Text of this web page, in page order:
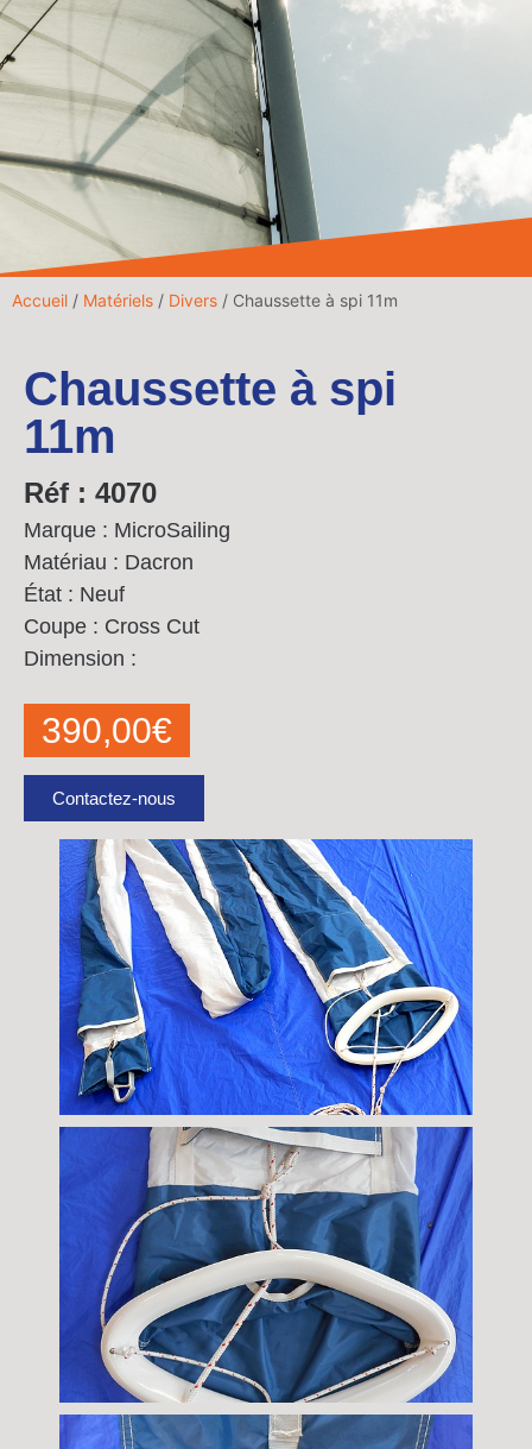
Accueil / Matériels / Divers / Chaussette à spi 11m
Chaussette à spi
11m
Réf : 4070
Marque : MicroSailing
Matériau : Dacron
État : Neuf
Coupe : Cross Cut
Dimension :
390,00€
Contactez-nous